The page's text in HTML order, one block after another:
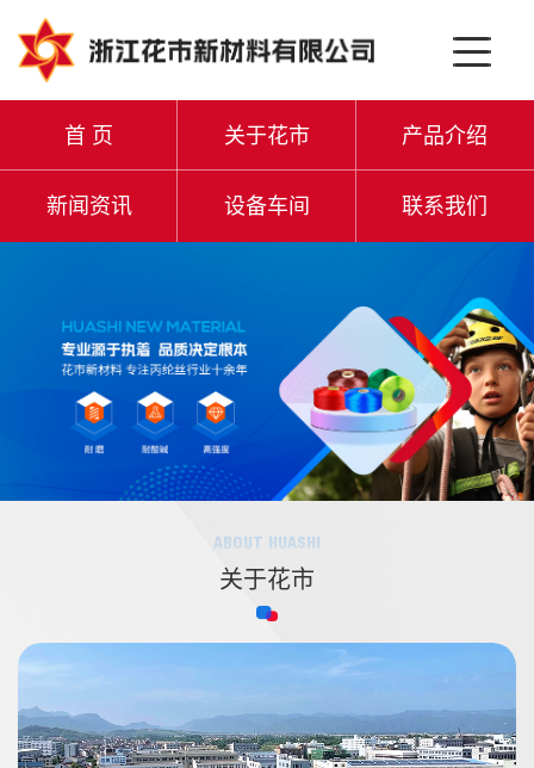
首 页 关于花市 产品介绍
新闻资讯 设备车间 联系我们
ABOUT HUASHI
关于花市